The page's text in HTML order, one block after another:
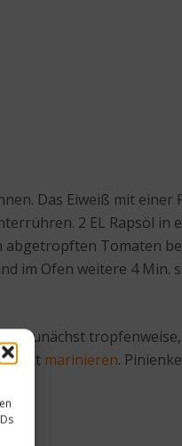
Das Eiweiß mit einer
2 EL Rapsöl in
abgetropften Tomaten
im Ofen weitere 4 Min.
zunächst
marinieren.